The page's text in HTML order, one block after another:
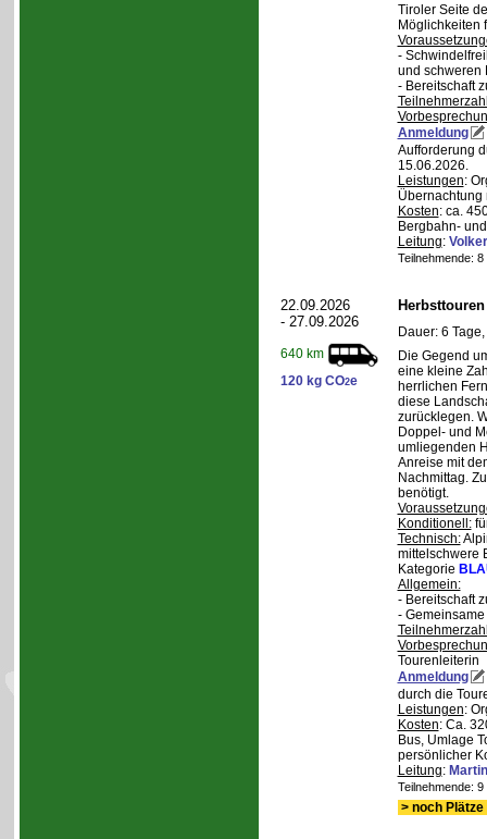
Tiroler Seite
Möglichkeiten
-
und schweren
- Bereitschaft
Anmeldung
Aufforderung
15.06.2026.
Leistungen:
Übernachtung
Kosten: ca.
Bergbahn-
Leitung:
Teilnehmende:
22.09.2026
- 27.09.2026
640 km
120 kg CO2e
Dauer: 6
Die Gegend
eine kleine
herrlichen
diese
zurücklegen.
Doppel- und
umliegenden
Anreise mit
Nachmittag.
benötigt.
Konditionell:
Technisch:
mittelschwere
Kategorie
Allgemein:
- Bereitschaft
- Gemeinsame
Tourenleiterin
Anmeldung
durch die
Leistungen:
Kosten: Ca.
Bus, Umlage
persönlicher
Leitung:
Teilnehmende:
> noch